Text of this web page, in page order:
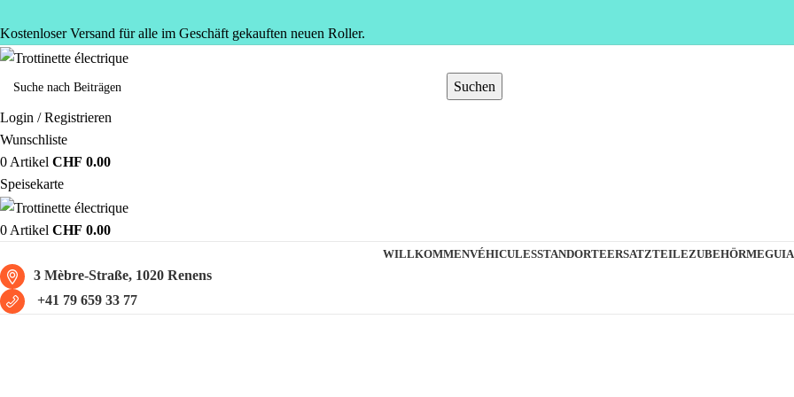
Kostenloser Versand für alle im Geschäft gekauften neuen Roller.
Suchen
Login / Registrieren
Wunschliste
0 Artikel CHF 0.00
Speisekarte
0 Artikel CHF 0.00
WILLKOMMENVÉHICULESSTANDORTEERSATZTEILEZUBEHÖR
3 Mèbre-Straße, 1020 Renens
+41 79 659 33 77